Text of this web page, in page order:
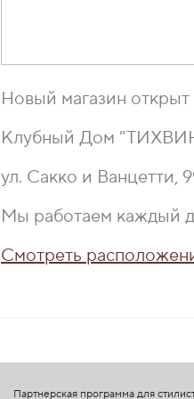
Новый магазин открыт
Клубный Дом
ул. Сакко и Ванцетти,
Мы работаем каждый
Смотреть
Партнерская программа для